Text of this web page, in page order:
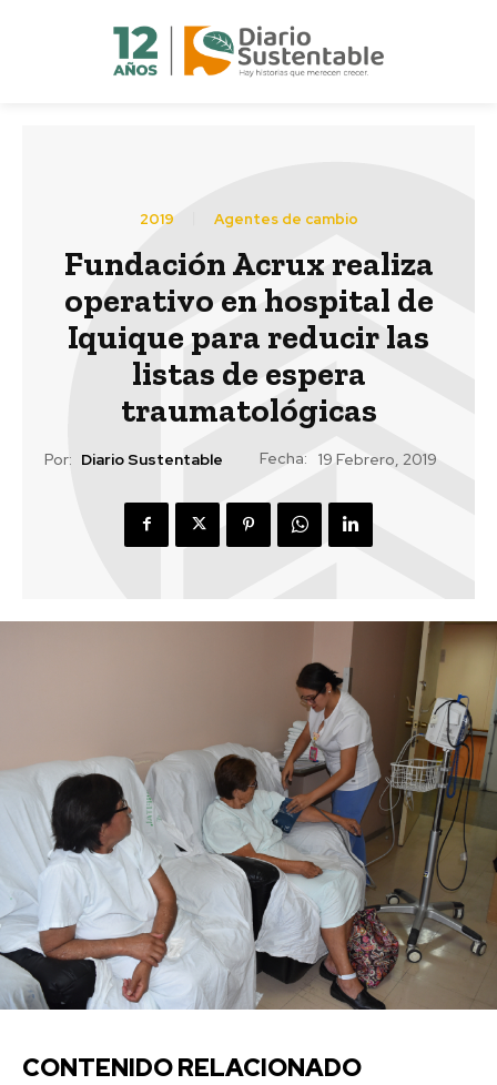
2019 Agentes de cambio
Fundación Acrux realiza
operativo en hospital de
Iquique para reducir las
listas de espera
traumatológicas
Por: Diario Sustentable Fecha: 19 Febrero, 2019
CONTENIDO RELACIONADO